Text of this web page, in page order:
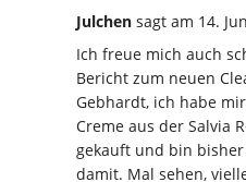
Julchen sagt am 14.
Ich freue mich auch
Bericht zum neuen
Gebhardt, ich habe
Creme aus der Salvia
gekauft und bin
damit. Mal sehen,